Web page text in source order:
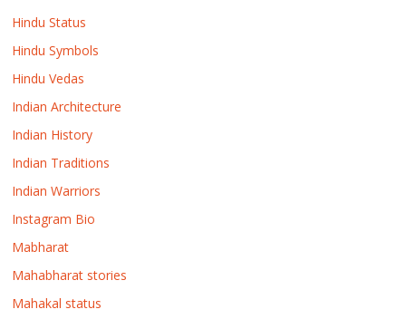
Hindu Status
Hindu Symbols
Hindu Vedas
Indian Architecture
Indian History
Indian Traditions
Indian Warriors
Instagram Bio
Mabharat
Mahabharat stories
Mahakal status